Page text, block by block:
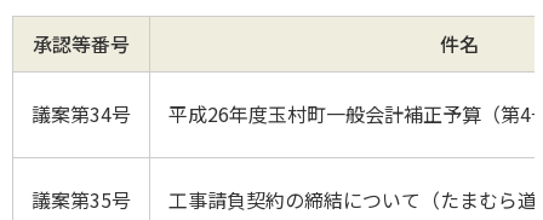
承認等番号 件名
議案第34号 平成26年度玉村町一般会計補正予算（第4
議案第35号 工事請負契約の締結について（たまむら